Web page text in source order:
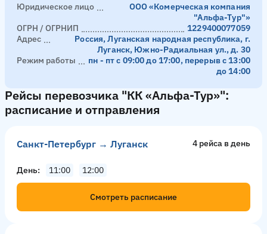
Юридическое лицо
ООО «Комерческая компания
"Альфа-Тур"»
ОГРН / ОГРНИП
1229400077059
Адрес
Россия, Луганская народная республика, г.
Луганск, Южно-Радиальная ул., д. 30
Режим работы
пн - пт с 09:00 до 17:00, перерыв с 13:00
до 14:00
Рейсы перевозчика "КК «Альфа-Тур»":
расписание и отправления
Санкт-Петербург → Луганск 4 рейсa в день
День 11:00 12:00
Смотреть расписание